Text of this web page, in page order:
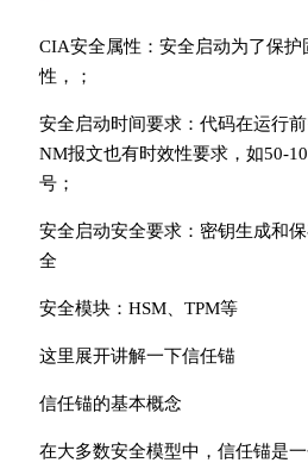
CIA安全属性：安全启动为了保护
性，；
安全启动时间要求：代码在运行
NM报文也有时效性要求，如50-
号；
安全启动安全要求：密钥生成和
全
安全模块：HSM、TPM等
这里展开讲解一下信任锚
信任锚的基本概念
在大多数安全模型中，信任锚是